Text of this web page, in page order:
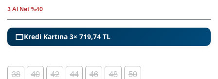
3 Al Net %40
Kredi Kartına 3× 719,74 TL
38 40 42 44 46 48 50